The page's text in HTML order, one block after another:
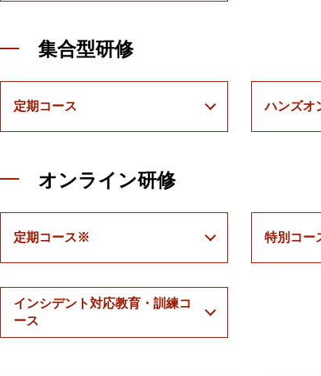
集合型研修
定期コース ハンズオ
オンライン研修
定期コース※ 特別コー
インシデント対応教育・訓練コ
ース